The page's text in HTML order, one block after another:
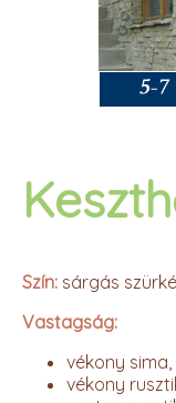
Szín: sárgás
Vastagság:
vékony sima,
vékony